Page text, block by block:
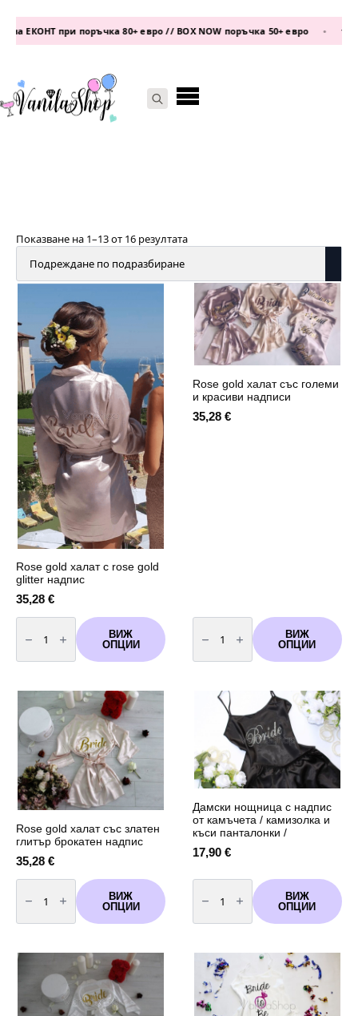
при поръчка 80+ евро // BOX NOW поръчка 50+ евро •
Показване на 1–13 от 16 резултата
Rose gold халат с rose gold
glitter надпис
35,28 €
количество
Rose
халат
gold
glitter
надпис
ВИЖ
ОПЦИИ
Rose gold халат със големи
и красиви надписи
35,28 €
количество
Rose
халат
красиви
надписи
ВИЖ
ОПЦИИ
Rose gold халат със златен
глитър брокатен надпис
35,28 €
количество
Rose
халат
глитър
надпис
ВИЖ
ОПЦИИ
Дамски нощница с надпис
от камъчета / камизолка и
къси панталонки /
17,90 €
количество
Дамски
с
камъчета
камизолка
къси
панталонки
ВИЖ
ОПЦИИ